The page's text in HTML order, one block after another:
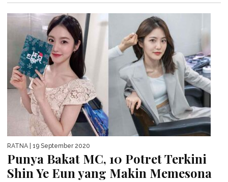
RATNA | 19 September 2020
Punya Bakat MC, 10 Potret Terkini
Shin Ye Eun yang Makin Memesona